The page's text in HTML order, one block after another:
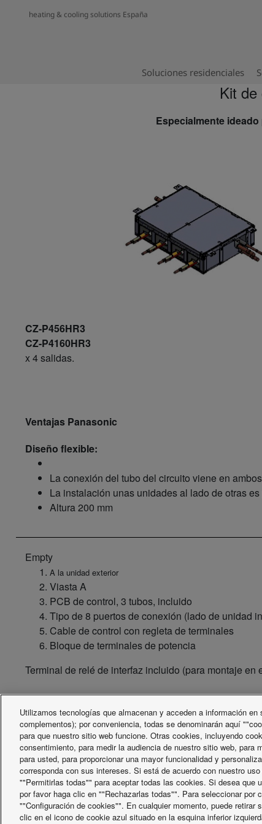
heating & cooling solutions España
Soluciones residenciales
Kit
Especialmente
CZ-P456HR3
CZ-P4160HR3
x 4 salidas.
Ventajas Panasonic
Diseño flexible:
La conexión del tubo del circuito viene en
La instalación unas unidades al lado de otras
Altura 200 mm
Empty
A la unidad exterior
Viasta A
PCB de control, 3 tubos, incluido
Tipo de 8 puertos de conexión (lado de unidad
Cable de control con regleta de terminales
Bloque de terminales de potencia
Terminal de relé de interfaz incluido (para montaje en
X Facebook Instagram Youtube
LinkedIn
Utilizamos tecnologías que almacenan y acceden a información
complementos); por conveniencia, todas se denominarán aquí
para que nuestro sitio web funcione. Otras cookies, incluyendo
consentimiento, para medir la audiencia de nuestro sitio web, para
para usted, para proporcionar una mayor funcionalidad y
corresponda con sus intereses. Si está de acuerdo con nuestro
""Permitirlas todas"" para aceptar todas las cookies. Si desea
por favor haga clic en ""Rechazarlas todas"". Para seleccionar por
""Configuración de cookies"". En cualquier momento, puede
clic en el icono de cookie azul situado en la esquina inferior